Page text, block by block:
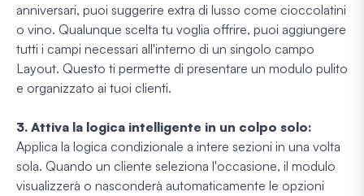
anniversari, puoi suggerire extra di lusso come cioccolatini
o vino. Qualunque scelta tu voglia offrire, puoi aggiungere
tutti i campi necessari all'interno di un singolo campo
Layout. Questo ti permette di presentare un modulo pulito
e organizzato ai tuoi clienti.
3. Attiva la logica intelligente in un colpo solo:
Applica la logica condizionale a intere sezioni in una volta
sola. Quando un cliente seleziona l'occasione, il modulo
visualizzerà o nasconderà automaticamente le opzioni